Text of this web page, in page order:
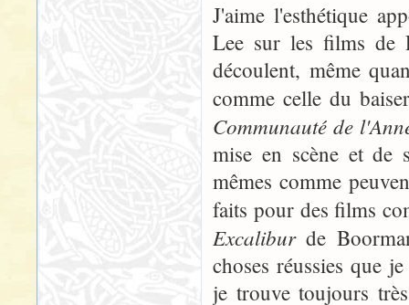
J'aime l'esthétique
Lee sur les films de
découlent, même
comme celle du
Communauté de
mise en scène et de
mêmes comme
faits pour des films
Excaliburde
choses réussies que
je trouve toujours